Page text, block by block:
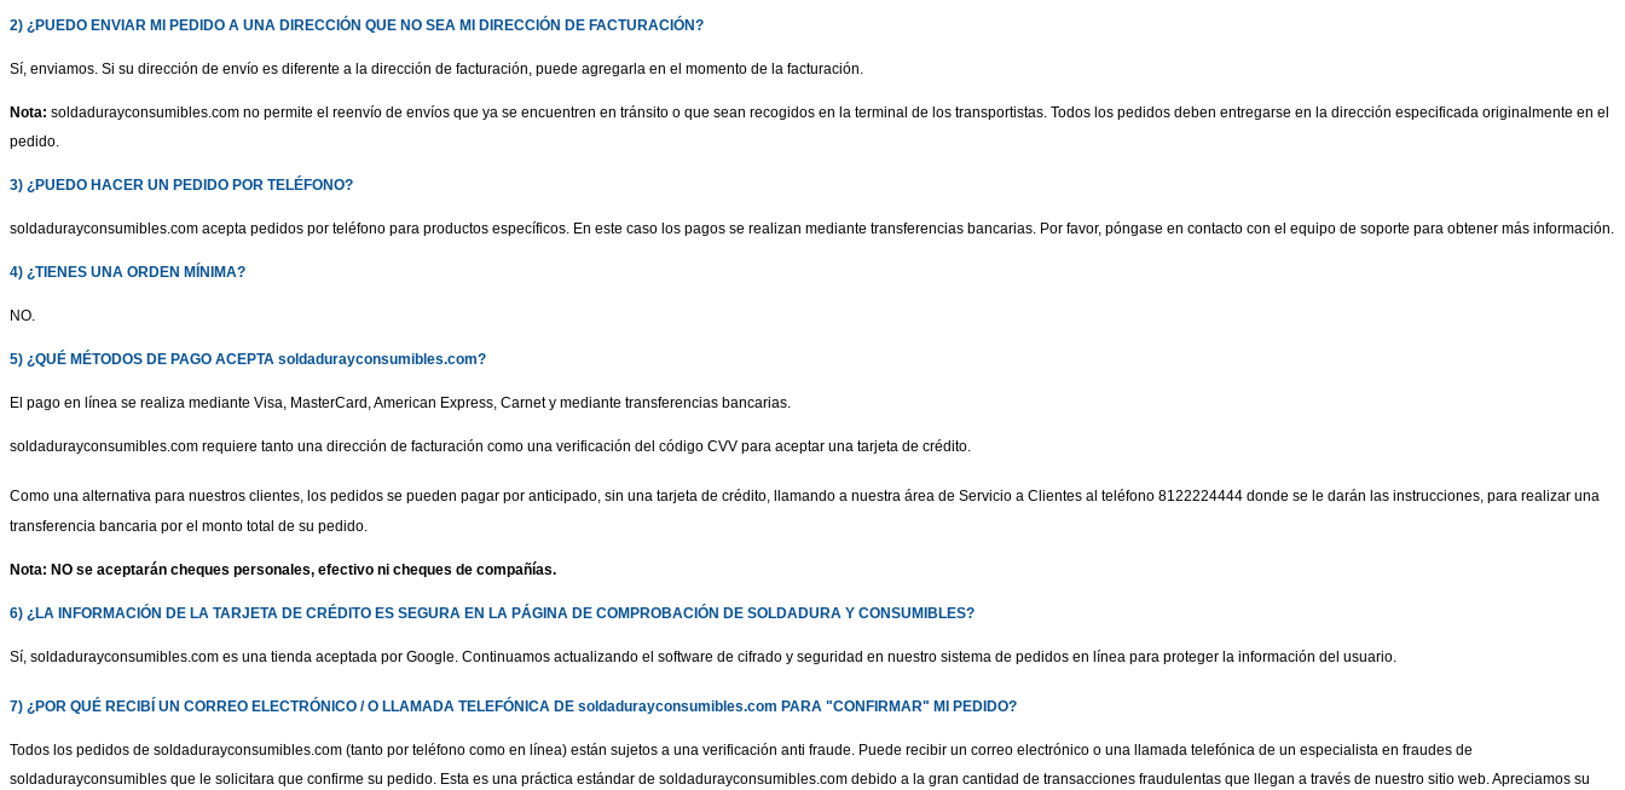
2) ¿PUEDO ENVIAR MI PEDIDO A UNA DIRECCIÓN QUE NO SEA MI DIRECCIÓN DE FACTURACIÓN?
Sí, enviamos. Si su dirección de envío es diferente a la dirección de facturación, puede agregarla en el momento de la facturación.
Nota: soldadurayconsumibles.com no permite el reenvío de envíos que ya se encuentren en tránsito o que sean recogidos en la terminal de los transportistas. Todos los pedidos deben entregarse en la dirección especificada originalmente en el
pedido.
3) ¿PUEDO HACER UN PEDIDO POR TELÉFONO?
soldadurayconsumibles.com acepta pedidos por teléfono para productos específicos. En este caso los pagos se realizan mediante transferencias bancarias. Por favor, póngase en contacto con el equipo de soporte para obtener más información.
4) ¿TIENES UNA ORDEN MÍNIMA?
NO.
5) ¿QUÉ MÉTODOS DE PAGO ACEPTA soldadurayconsumibles.com?
El pago en línea se realiza mediante Visa, MasterCard, American Express, Carnet y mediante transferencias bancarias.
soldadurayconsumibles.com requiere tanto una dirección de facturación como una verificación del código CVV para aceptar una tarjeta de crédito.
Como una alternativa para nuestros clientes, los pedidos se pueden pagar por anticipado, sin una tarjeta de crédito, llamando a nuestra área de Servicio a Clientes al teléfono 8122224444 donde se le darán las instrucciones, para realizar una
transferencia bancaria por el monto total de su pedido.
Nota: NO se aceptarán cheques personales, efectivo ni cheques de compañías.
6) ¿LA INFORMACIÓN DE LA TARJETA DE CRÉDITO ES SEGURA EN LA PÁGINA DE COMPROBACIÓN DE SOLDADURA Y CONSUMIBLES?
Sí, soldadurayconsumibles.com es una tienda aceptada por Google. Continuamos actualizando el software de cifrado y seguridad en nuestro sistema de pedidos en línea para proteger la información del usuario.
7) ¿POR QUÉ RECIBÍ UN CORREO ELECTRÓNICO / O LLAMADA TELEFÓNICA DE soldadurayconsumibles.com PARA "CONFIRMAR" MI PEDIDO?
Todos los pedidos de soldadurayconsumibles.com (tanto por teléfono como en línea) están sujetos a una verificación anti fraude. Puede recibir un correo electrónico o una llamada telefónica de un especialista en fraudes de
soldadurayconsumibles que le solicitara que confirme su pedido. Esta es una práctica estándar de soldadurayconsumibles.com debido a la gran cantidad de transacciones fraudulentas que llegan a través de nuestro sitio web. Apreciamos su